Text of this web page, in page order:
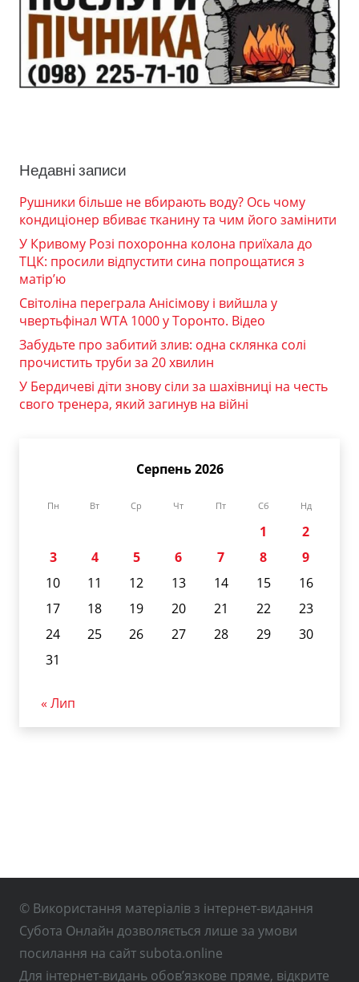
Недавні записи
Рушники більше не вбирають воду? Ось чому
кондиціонер вбиває тканину та чим його замінити
У Кривому Розі похоронна колона приїхала до
ТЦК: просили відпустити сина попрощатися з
матір’ю
Світоліна переграла Анісімову і вийшла у
чвертьфінал WTA 1000 у Торонто. Відео
Забудьте про забитий злив: одна склянка солі
прочистить труби за 20 хвилин
У Бердичеві діти знову сіли за шахівниці на честь
свого тренера, який загинув на війні
Серпень 2026
Пн Вт Ср Чт Пт Сб Нд
1
2
3
4 5 6 7 8
9
10
11 12 13 14 15
16
17
18 19 20 21 22
23
24
25 26 27 28 29
30
31
« Лип
© Використання матеріалів з інтернет-видання
Субота Онлайн дозволяється лише за умови
посилання на сайт subota.online
Для інтернет-видань обов’язкове пряме, відкрите